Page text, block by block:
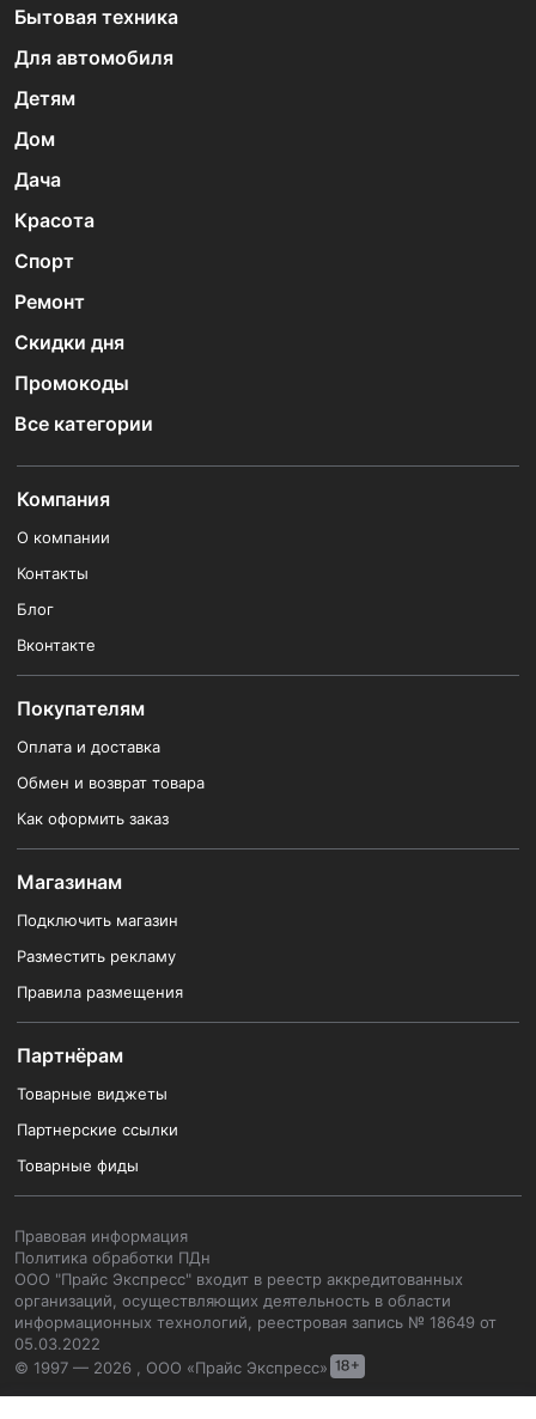
Бытовая техника
Для автомобиля
Детям
Дом
Дача
Красота
Спорт
Ремонт
Скидки дня
Промокоды
Все категории
Компания
О компании
Контакты
Блог
Вконтакте
Покупателям
Оплата и доставка
Обмен и возврат товара
Как оформить заказ
Магазинам
Подключить магазин
Разместить рекламу
Правила размещения
Партнёрам
Товарные виджеты
Партнерские ссылки
Товарные фиды
Правовая информация
Политика обработки ПДн
ООО "Прайс Экспресс" входит в реестр аккредитованных
организаций, осуществляющих деятельность в области
информационных технологий, реестровая запись № 18649 от
05.03.2022
© 1997 — 2026 , ООО «Прайс Экспресс»